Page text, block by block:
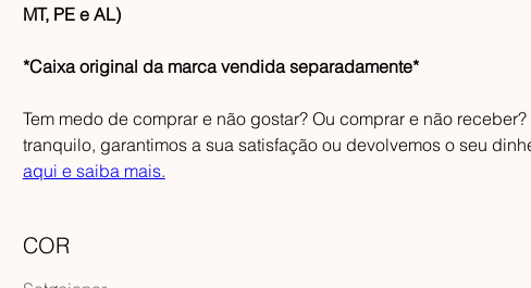
MT, PE e AL)
*Caixa original da marca vendida separadamente*
Tem medo de comprar e não gostar? Ou comprar e não
tranquilo, garantimos a sua satisfação ou devolvemos o seu
aqui e saiba mais.
COR